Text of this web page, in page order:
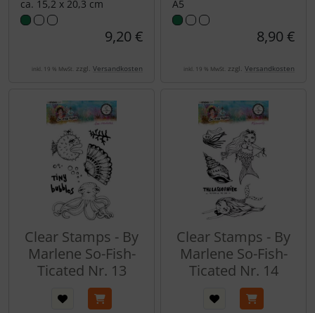
ca. 15,2 x 20,3 cm
9,20 €
inkl. 19 % MwSt. zzgl. Versandkosten
A5
8,90 €
inkl. 19 % MwSt. zzgl. Versandkosten
Clear Stamps - By
Marlene So-Fish-
Ticated Nr. 13
Clear Stamps - By
Marlene So-Fish-
Ticated Nr. 14